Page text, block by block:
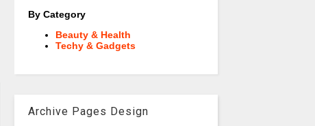
By Category
Beauty & Health
Techy & Gadgets
Archive Pages Design